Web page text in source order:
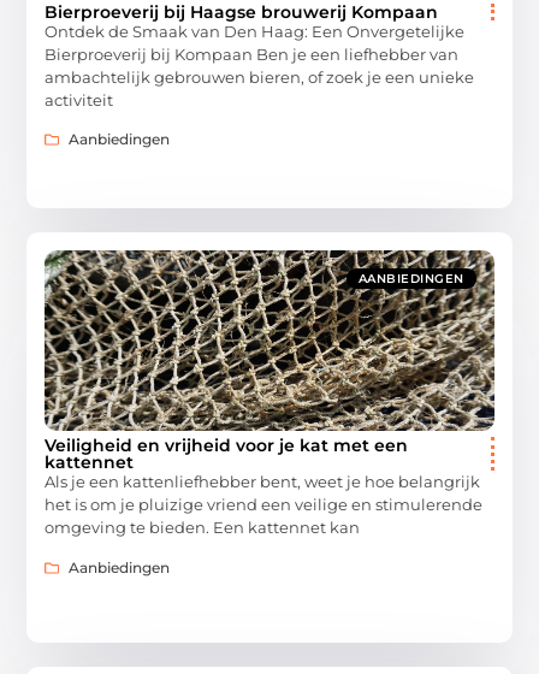
Bierproeverij bij Haagse brouwerij Kompaan
Ontdek de Smaak van Den Haag: Een Onvergetelijke
Bierproeverij bij Kompaan Ben je een liefhebber van
ambachtelijk gebrouwen bieren, of zoek je een unieke
activiteit
Aanbiedingen
AANBIEDINGEN
Veiligheid en vrijheid voor je kat met een
kattennet
Als je een kattenliefhebber bent, weet je hoe belangrijk
het is om je pluizige vriend een veilige en stimulerende
omgeving te bieden. Een kattennet kan
Aanbiedingen